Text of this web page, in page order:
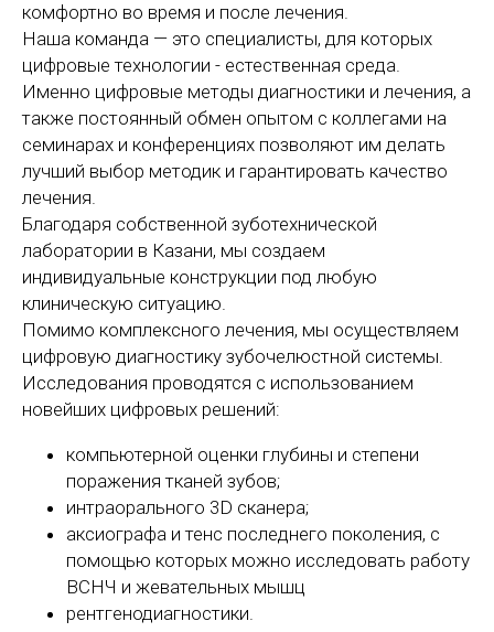
комфортно во время и после лечения.
Наша команда — это специалисты, для которых
цифровые технологии - естественная среда.
Именно цифровые методы диагностики и лечения, а
также постоянный обмен опытом с коллегами на
семинарах и конференциях позволяют им делать
лучший выбор методик и гарантировать качество
лечения.
Благодаря собственной зуботехнической
лаборатории в Казани, мы создаем
индивидуальные конструкции под любую
клиническую ситуацию.
Помимо комплексного лечения, мы осуществляем
цифровую диагностику зубочелюстной системы.
Исследования проводятся с использованием
новейших цифровых решений:
компьютерной оценки глубины и степени
поражения тканей зубов;
интраорального 3D сканера;
аксиографа и тенс последнего поколения, с
помощью которых можно исследовать работу
ВСНЧ и жевательных мышц
рентгенодиагностики.